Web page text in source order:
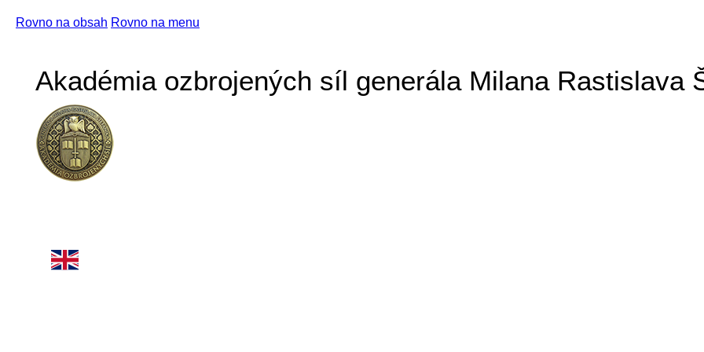
Rovno na obsah Rovno na menu
Akadémia ozbrojených síl generála Milana Rastislava